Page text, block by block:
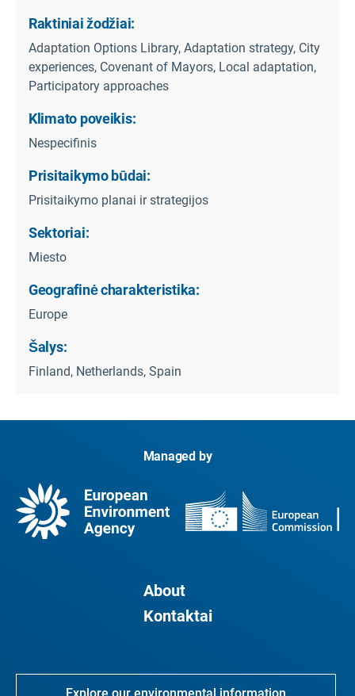
Raktiniai žodžiai:
Adaptation Options Library, Adaptation strategy, City
experiences, Covenant of Mayors, Local adaptation,
Participatory approaches
Klimato poveikis:
Nespecifinis
Prisitaikymo būdai:
Prisitaikymo planai ir strategijos
Sektoriai:
Miesto
Geografinė charakteristika:
Europe
Šalys:
Finland, Netherlands, Spain
Managed by
About
Kontaktai